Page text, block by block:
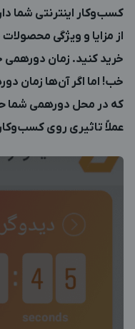
کسب‌وکار اینترنتی شما
از مزایا و ویژگی‌
خرید کنید. زمان دورهمی
خب! اما اگر آن‌ها زمان
که در محل دورهمی شما
عملاً تاثیری روی